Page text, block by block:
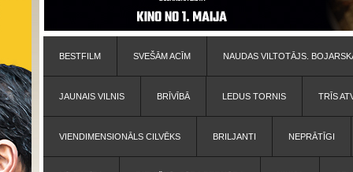
BESTFILM SVEŠĀM ACĪM NAUDAS VILTOTĀJS.
JAUNAIS VILNIS BRĪVĪBĀ LEDUS TORNIS TRĪS
VIENDIMENSIONĀLS CILVĒKS BRILJANTI NEPRĀTĪGI